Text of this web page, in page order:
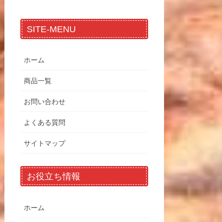
SITE-MENU
ホーム
商品一覧
お問い合わせ
よくある質問
サイトマップ
お役立ち情報
ホーム